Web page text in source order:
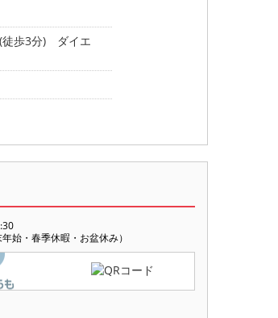
歩3分)
ダイエ
始・春季休暇・お盆休み）